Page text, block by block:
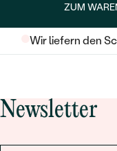
ZUM
Wir liefern den
Newsletter